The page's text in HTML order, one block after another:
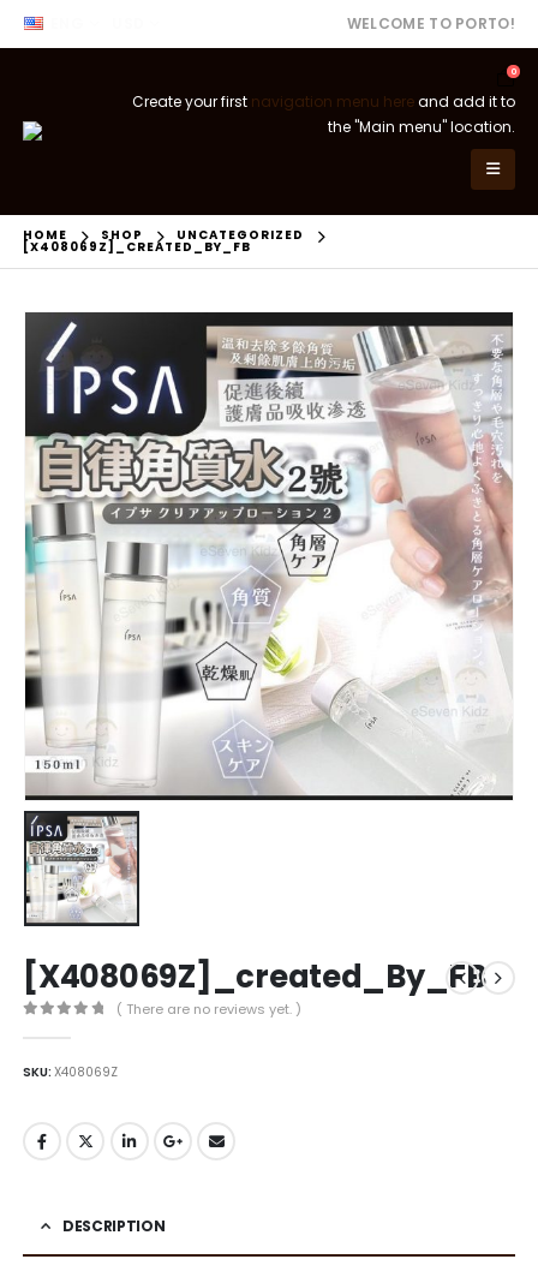
WELCOME TO PORTO!
0
Create your first navigation menu hereand add it to
the "Main menu" location.
HOME SHOP UNCATEGORIZED
[X408069Z]_CREATED_BY_FB
[X408069Z]_created_By_FB
( There are no reviews yet. )
SKU:X408069Z
DESCRIPTION